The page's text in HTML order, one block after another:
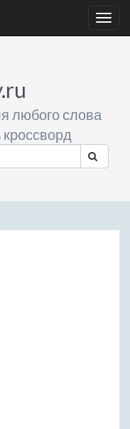
любого слова